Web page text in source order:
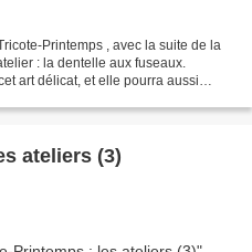
Printemps , avec la suite de la
: la dentelle aux fuseaux.
art délicat, et elle pourra aussi
ateliers (3)